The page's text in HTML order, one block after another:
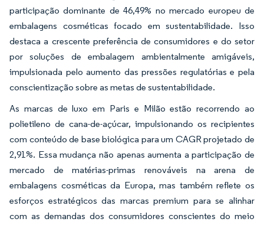
participação dominante de 46,49% no mercado europeu de
embalagens cosméticas focado em sustentabilidade. Isso
destaca a crescente preferência de consumidores e do setor
por soluções de embalagem ambientalmente amigáveis,
impulsionada pelo aumento das pressões regulatórias e pela
conscientização sobre as metas de sustentabilidade.
As marcas de luxo em Paris e Milão estão recorrendo ao
polietileno de cana-de-açúcar, impulsionando os recipientes
com conteúdo de base biológica para um CAGR projetado de
2,91%. Essa mudança não apenas aumenta a participação de
mercado de matérias-primas renováveis na arena de
embalagens cosméticas da Europa, mas também reflete os
esforços estratégicos das marcas premium para se alinhar
com as demandas dos consumidores conscientes do meio